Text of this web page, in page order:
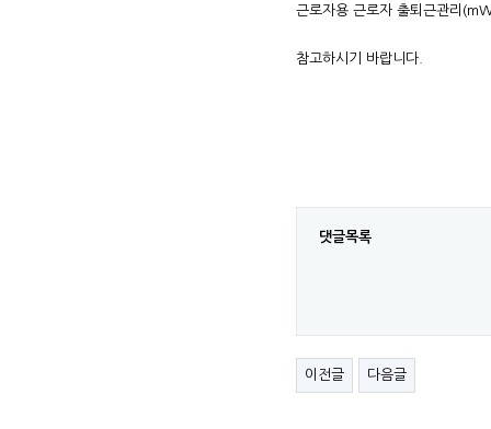
근로자용 근로자 출퇴근관리
참고하시기 바랍니다.
댓글목록
이전글 다음글